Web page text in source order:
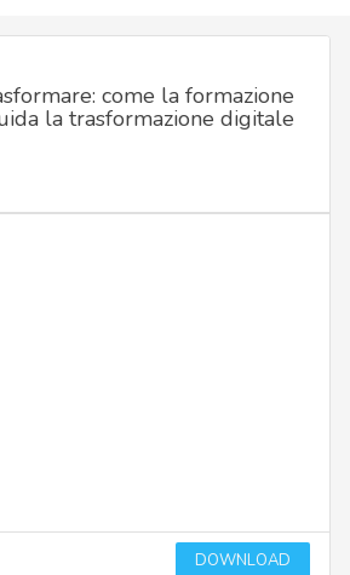
come la formazione
la trasformazione digitale
DOWNLOAD